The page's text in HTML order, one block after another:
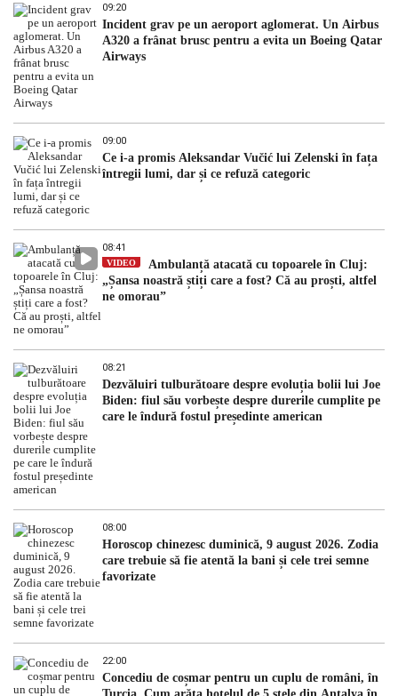
09:20
Incident grav pe un aeroport aglomerat. Un Airbus
A320 a frânat brusc pentru a evita un Boeing Qatar
Airways
09:00
Ce i-a promis Aleksandar Vučić lui Zelenski în fața
întregii lumi, dar și ce refuză categoric
08:41
VIDEO
Ambulanță atacată cu topoarele în Cluj:
„Șansa noastră știți care a fost? Că au proști, altfel
ne omorau”
08:21
Dezvăluiri tulburătoare despre evoluția bolii lui Joe
Biden: fiul său vorbește despre durerile cumplite pe
care le îndură fostul președinte american
08:00
Horoscop chinezesc duminică, 9 august 2026. Zodia
care trebuie să fie atentă la bani și cele trei semne
favorizate
22:00
Concediu de coșmar pentru un cuplu de români, în